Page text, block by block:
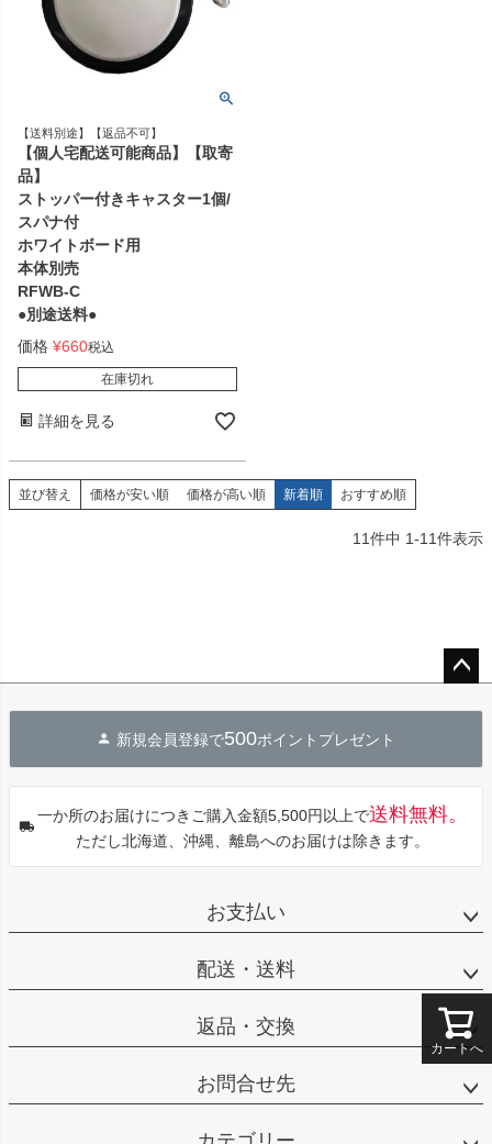
【送料別途】【返品不可】
【個人宅配送可能商品】【取寄
品】
ストッパー付きキャスター1個/
スパナ付
ホワイトボード用
本体別売
RFWB-C
●別途送料●
価格 ¥660税込
在庫切れ
詳細を見る
並び替え 価格が安い順 価格が高い順 新着順 おすすめ順
11件中 1-11件表示
カートへ
へ
新規会員登録で500ポイントプレゼント
一か所のお届けにつきご購入金額5,500円以上で送料無料。
ただし北海道、沖縄、離島へのお届けは除きます。
お支払い
配送・送料
返品・交換
お問合せ先